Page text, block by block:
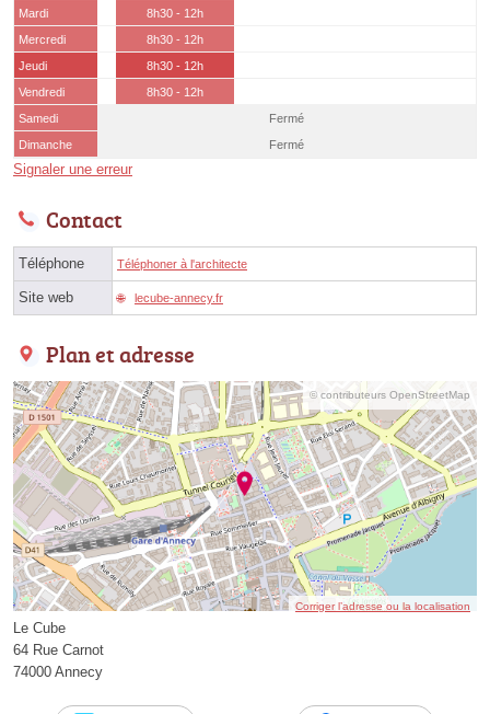
Mardi
8h30 - 12h
Mercredi
8h30 - 12h
Jeudi
8h30 - 12h
Vendredi
8h30 - 12h
Samedi
Fermé
Dimanche
Fermé
Signaler une erreur
Contact
Téléphone Téléphoner à l'architecte
Site web lecube-annecy.fr
Plan et adresse
© contributeurs OpenStreetMap
Corriger l’adresse ou la localisation
Le Cube
64 Rue Carnot
74000 Annecy